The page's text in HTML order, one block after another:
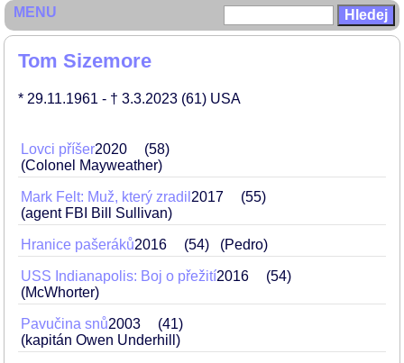
Tom Sizemore
* 29.11.1961 - † 3.3.2023 (61) USA
Lovci příšer2020
58
(Colonel Mayweather)
Mark Felt: Muž, který zradil 2017
55
(agent FBI Bill Sullivan)
Hranice pašeráků2016 54 (Pedro)
USS Indianapolis: Boj o přežití2016
54
(McWhorter)
Pavučina snů2003
41
(kapitán Owen Underhill)
MENU